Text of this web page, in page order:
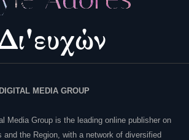
MEDIA GROUP
Media Group is the leading online publisher on
the Region, with a network of diversified